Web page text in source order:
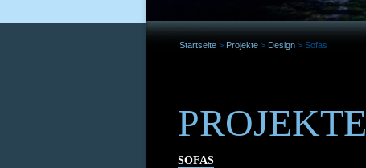
Startseite> Projekte> Design> Sofas
PROJEKTE
SOFAS